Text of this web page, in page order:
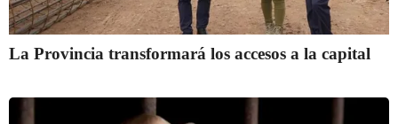
La Provincia transformará los accesos a la capital